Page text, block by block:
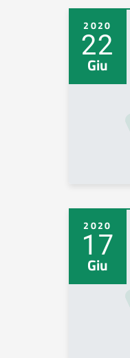
2020
22
Giu
2020
17
Giu